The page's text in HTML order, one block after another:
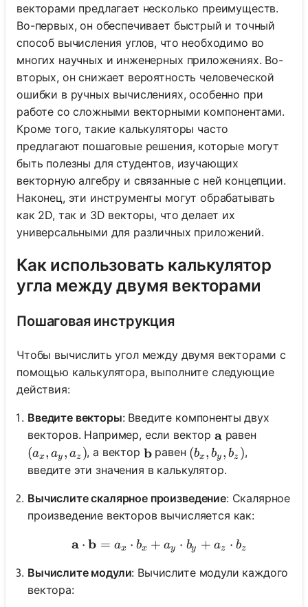
векторами предлагает несколько преимуществ.
Во-первых, он обеспечивает быстрый и точный
способ вычисления углов, что необходимо во
многих научных и инженерных приложениях. Во-
вторых, он снижает вероятность человеческой
ошибки в ручных вычислениях, особенно при
работе со сложными векторными компонентами.
Кроме того, такие калькуляторы часто
предлагают пошаговые решения, которые могут
быть полезны для студентов, изучающих
векторную алгебру и связанные с ней концепции.
Наконец, эти инструменты могут обрабатывать
как 2D, так и 3D векторы, что делает их
универсальными для различных приложений.
Как использовать калькулятор
угла между двумя векторами
Пошаговая инструкция
Чтобы вычислить угол между двумя векторами с
помощью калькулятора, выполните следующие
действия:
Введите векторы: Введите компоненты двух
векторов. Например, если вектор \mathbf{a}
a равен
(a_x, a_y, a_z)
(ax, ay , az ), а вектор \mathbf{b}
bравен (b_x, b_y, b_z)
(bx, by , bz ),
введите эти значения в калькулятор.
Вычислите скалярное произведение: Скалярное
произведение векторов вычисляется как:
\mathbf{a} \cdot
a ⋅ b = ax ⋅ bx + ay ⋅ by + az ⋅ bz
Вычислите модули: Вычислите модули каждого
вектора: